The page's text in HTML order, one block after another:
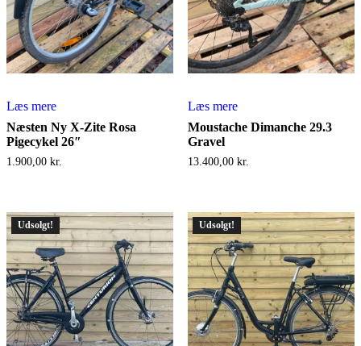
Læs mere
Næsten Ny X-Zite Rosa
Pigecykel 26″
1.900,00 kr.
Læs mere
Moustache Dimanche 29.3
Gravel
13.400,00 kr.
Udsolgt! Udsolgt!